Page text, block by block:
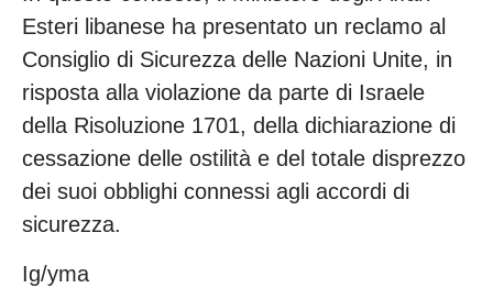
Esteri libanese ha presentato un reclamo al
Consiglio di Sicurezza delle Nazioni Unite, in
risposta alla violazione da parte di Israele
della Risoluzione 1701, della dichiarazione di
cessazione delle ostilità e del totale disprezzo
dei suoi obblighi connessi agli accordi di
sicurezza.
Ig/yma